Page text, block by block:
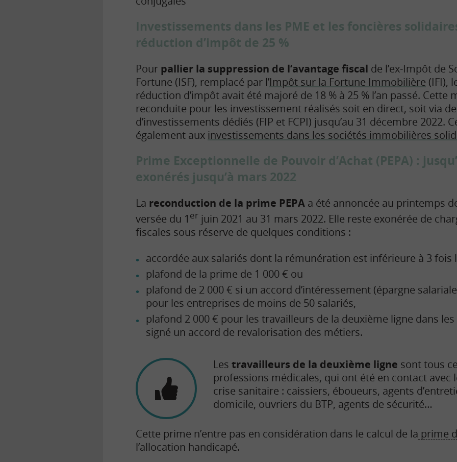
Investissements dans les PME et les foncières
réduction d’impôt de 25 %
Pour pallier la suppression de l’avantage fiscal de l’ex-Impôt de
Fortune (ISF), remplacé par l’Impôt sur la Fortune Immobilière (IFI),
réduction d’impôt avait été majoré de 18 % à 25 % l’an passé. Cette
reconduite pour les investissement réalisés soit en direct, soit via
d’investissements dédiés (FIP et FCPI) jusqu’au 31 décembre 2022.
également aux investissements dans les sociétés immobilières
Prime Exceptionnelle de Pouvoir d’Achat (PEPA) :
exonérés jusqu’à mars 2022
La reconduction de la prime PEPA a été annoncée au printemps
versée du 1 er juin 2021 au 31 mars 2022. Elle reste exonérée de
fiscales sous réserve de quelques conditions :
accordée aux salariés dont la rémunération est inférieure à 3 fois
plafond de la prime de 1 000 € ou
plafond de 2 000 € si un accord d’intéressement (épargne
pour les entreprises de moins de 50 salariés,
plafond 2 000 € pour les travailleurs de la deuxième ligne dans
signé un accord de revalorisation des métiers.
Les travailleurs de la deuxième ligne sont tous
professions médicales, qui ont été en contact avec
crise sanitaire : caissiers, éboueurs, agents
domicile, ouvriers du BTP, agents de sécurité…
Cette prime n’entre pas en considération dans le calcul de la prime
l’allocation handicapé.